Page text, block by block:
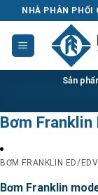
to
content
NHÀ PHÂN
Sản
Bơm Franklin
BƠM FRANKLIN ED/
Bơm Franklin